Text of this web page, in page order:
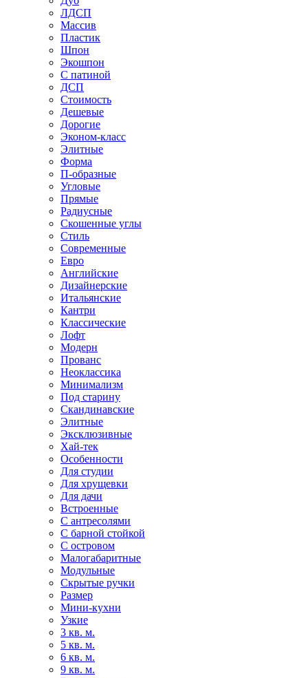
ЛДСП
Массив
Пластик
Шпон
Экошпон
С патиной
ДСП
Стоимость
Дешевые
Дорогие
Эконом-класс
Элитные
Форма
П-образные
Угловые
Прямые
Радиусные
Скошенные углы
Стиль
Современные
Евро
Английские
Дизайнерские
Итальянские
Кантри
Классические
Лофт
Модерн
Прованс
Неоклассика
Минимализм
Под старину
Скандинавские
Элитные
Эксклюзивные
Хай-тек
Особенности
Для студии
Для хрущевки
Для дачи
Встроенные
С антресолями
С барной стойкой
С островом
Малогабаритные
Модульные
Скрытые ручки
Размер
Мини-кухни
Узкие
3 кв. м.
5 кв. м.
6 кв. м.
9 кв. м.